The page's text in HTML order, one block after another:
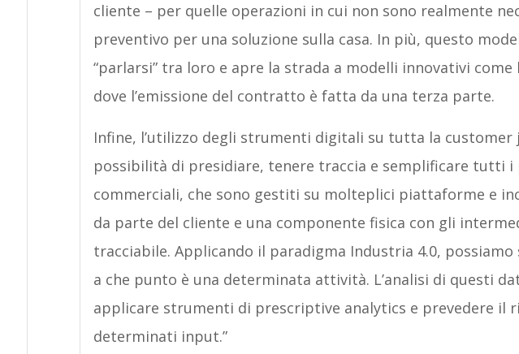
cliente – per quelle operazioni in cui non sono realmente
preventivo per una soluzione sulla casa. In più, questo
“parlarsi” tra loro e apre la strada a modelli innovativi come
dove l’emissione del contratto è fatta da una terza parte.
Infine, l’utilizzo degli strumenti digitali su tutta la customer
possibilità di presidiare, tenere traccia e semplificare tutti i
commerciali, che sono gestiti su molteplici piattaforme e
da parte del cliente e una componente fisica con gli
tracciabile. Applicando il paradigma Industria 4.0,
a che punto è una determinata attività. L’analisi di questi
applicare strumenti di prescriptive analytics e prevedere il
determinati input.”